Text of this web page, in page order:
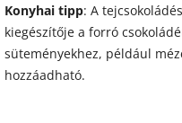
Konyhai tipp: A
kiegészítője a forró
süteményekhez, például
hozzáadható.